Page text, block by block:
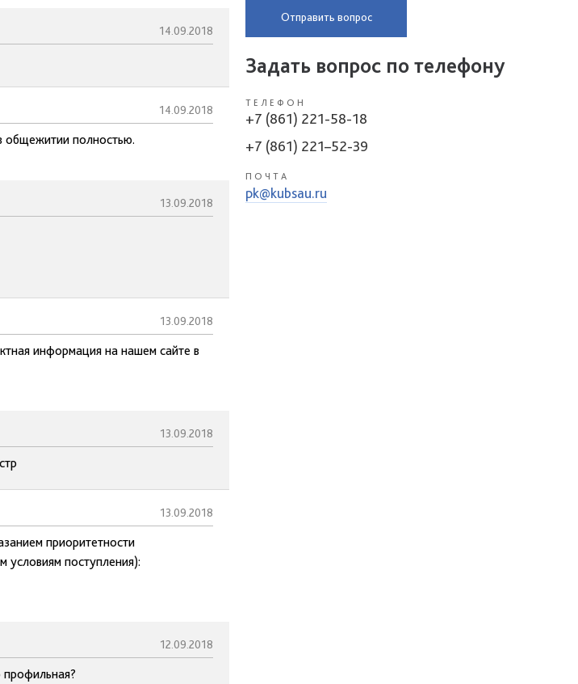
14.09.2018
14.09.2018
общежитии полностью.
13.09.2018
13.09.2018
информация на нашем сайте в
13.09.2018
13.09.2018
приоритетности
условиям поступления):
12.09.2018
профильная?
Отправить вопрос
Задать вопрос по телефону
ТЕЛЕФОН
+7 (861) 221-58-18
+7 (861) 221–52-39
ПОЧТА
pk@kubsau.ru